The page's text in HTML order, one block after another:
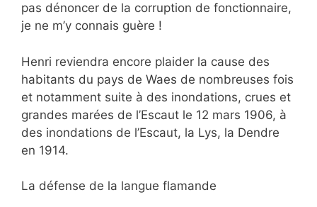
pas dénoncer de la corruption de fonctionnaire,
je ne m’y connais guère !
Henri reviendra encore plaider la cause des
habitants du pays de Waes de nombreuses fois
et notamment suite à des inondations, crues et
grandes marées de l’Escaut le 12 mars 1906, à
des inondations de l’Escaut, la Lys, la Dendre
en 1914.
La défense de la langue flamande